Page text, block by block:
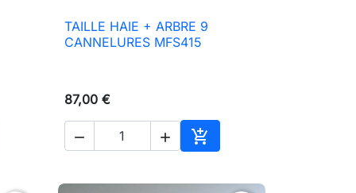
au panier
 Aperçu rapide
TAILLE HAIE + ARBRE 9
CANNELURES MFS415
87,00 €
  
Ajouter au panier